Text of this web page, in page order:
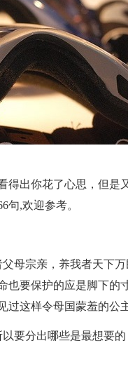
得出你花了心思，但是
句,欢迎参考。
母宗亲，养我者天下
也要保护的应是脚下的
这样令母国蒙羞的公主
要分出哪些是最想要